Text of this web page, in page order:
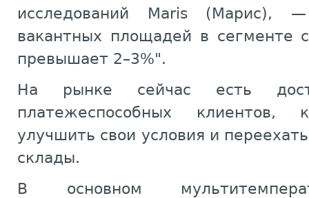
исследований Maris (Марис),
вакантных площадей в сегменте
превышает 2–3%".
На рынке сейчас есть
платежеспособных
улучшить свои условия и
склады.
В основном